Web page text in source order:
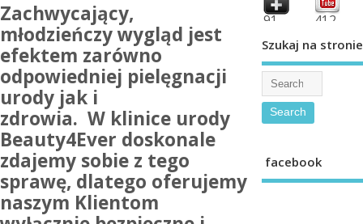
Zachwycający,
młodzieńczy wygląd jest
efektem zarówno
odpowiedniej pielęgnacji
urody jak i
zdrowia. W klinice urody
Beauty4Ever doskonale
zdajemy sobie z tego
sprawę, dlatego oferujemy
naszym Klientom
91 412
Szukaj na stronie
facebook